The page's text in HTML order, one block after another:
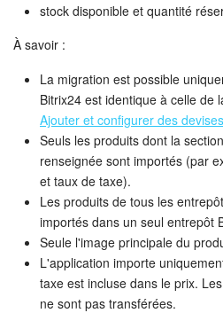
stock disponible et quantité
À savoir :
La migration est possible
Bitrix24 est identique à celle de
Ajouter et configurer des
Seuls les produits dont la section
renseignée sont importés (par
et taux de taxe).
Les produits de tous les
importés dans un seul entrepôt
Seule l'image principale du
L'application importe
taxe est incluse dans le prix.
ne sont pas transférées.